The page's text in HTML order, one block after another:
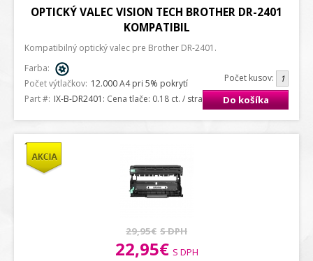
Počet kusov:
Do košíka
OPTICKÝ VALEC VISION TECH BROTHER DR-2401
KOMPATIBIL
Kompatibilný optický valec pre Brother DR-2401.
Farba:
Počet výtlačkov: 12.000 A4 pri 5% pokrytí
Part #: IX-B-DR2401 : Cena tlače: 0.18 ct. / strana A4
29,95€ S DPH
22,95€ S DPH